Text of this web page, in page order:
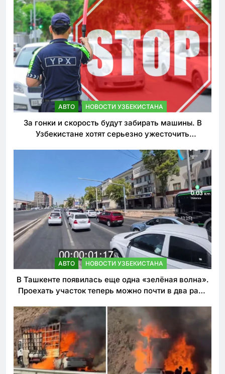
АВТО НОВОСТИ УЗБЕКИСТАНА
За гонки и скорость будут забирать машины. В
Узбекистане хотят серьезно ужесточить
АВТО НОВОСТИ УЗБЕКИСТАНА
В Ташкенте появилась еще одна «зелёная волна».
Проехать участок теперь можно почти в два раза